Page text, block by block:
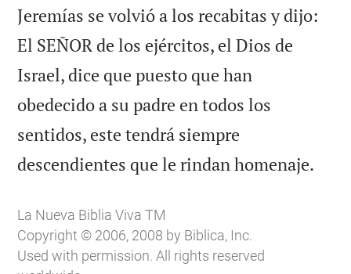
Jeremías se volvió a los recabitas y dijo:
El SEÑOR de los ejércitos, el Dios de
Israel, dice que puesto que han
obedecido a su padre en todos los
sentidos, este tendrá siempre
descendientes que le rindan homenaje.
La Nueva Biblia Viva TM
Copyright © 2006, 2008 by Biblica, Inc.
Used with permission. All rights reserved